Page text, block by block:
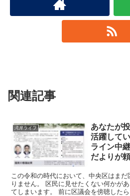
関連記事
湾岸ライフ
あなたが
活躍して
ライン中
だよりが頼
この令和の時代において、中央区はま
りません。 区民に見せたくない何かが
てしまいます。 前に区議会を傍聴した